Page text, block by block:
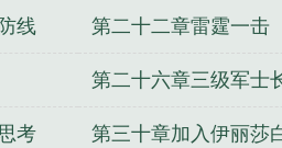
队司令 二战美国舰队司令
亡 舰队司令烈娜塔漫天沙暴
级别的 日裔太平洋舰队司令
线 第二十二章雷霆一击
第二十六章三级军士
考 第三十章加入伊丽莎